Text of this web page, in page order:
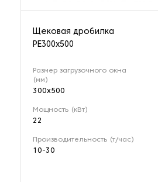
Щековая дробилка
РЕ300x500
Размер загрузочного окна
(мм)
300x500
Мощность (кВт)
22
Производительность (т/час)
10-30